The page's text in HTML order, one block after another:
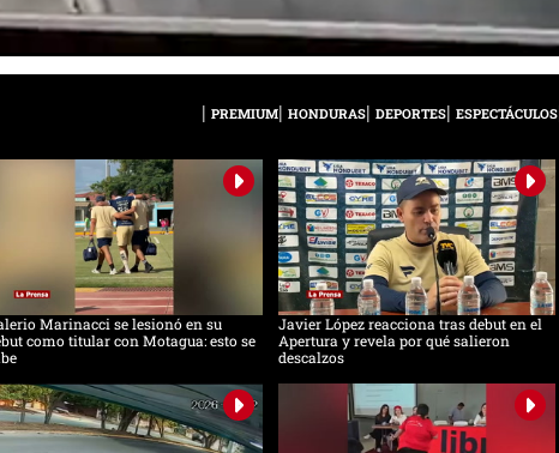
PREMIUM HONDURAS DEPORTES ESPECTÁCULOS
Marinacci se lesionó en su
como titular con Motagua: esto se
Javier López reacciona tras debut en el
Apertura y revela por qué salieron
descalzos